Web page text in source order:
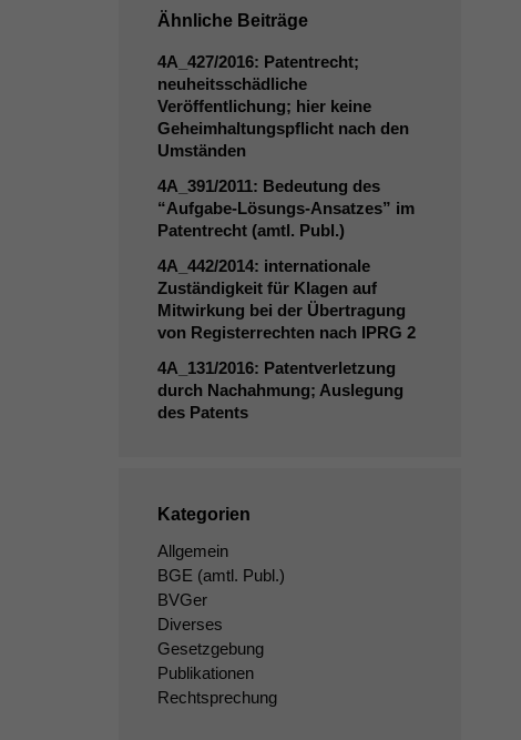
Ähnliche Beiträge
4A_427/2016: Patentrecht;
neuheitsschädliche
Veröffentlichung; hier keine
Geheimhaltungspflicht nach den
Umständen
4A_391/2011: Bedeutung des
“Aufgabe-Lösungs-Ansatzes” im
Patentrecht (amtl. Publ.)
4A_442/2014: internationale
Zuständigkeit für Klagen auf
Mitwirkung bei der Übertragung
von Registerrechten nach IPRG 2
4A_131/2016: Patentverletzung
durch Nachahmung; Auslegung
des Patents
Kategorien
Allgemein
BGE (amtl. Publ.)
BVGer
Diverses
Gesetzgebung
Publikationen
Rechtsprechung